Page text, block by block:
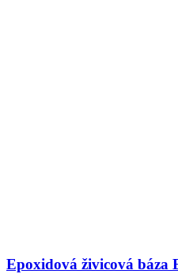
Epoxidová živicová báza